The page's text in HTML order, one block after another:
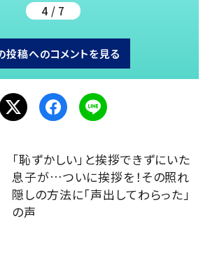
4 / 7
投稿へのコメントを見る
「恥ずかしい」と挨拶できずにいた
息子が…ついに挨拶を！その照れ
隠しの方法に「声出してわらった」
の声